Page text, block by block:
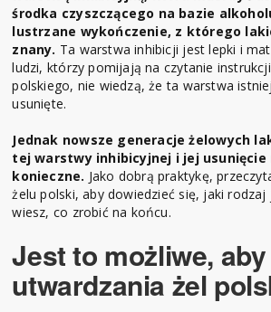
środka czyszczącego na bazie
lustrzane wykończenie, z którego
znany. Ta warstwa inhibicji jest lepki i
ludzi, którzy pomijają na czytanie
polskiego, nie wiedzą, że ta warstwa
usunięte.
Jednak nowsze generacje żelowych
tej warstwy inhibicyjnej i jej usunięcie
konieczne. Jako dobrą praktykę,
żelu polski, aby dowiedzieć się, jaki
wiesz, co zrobić na końcu.
Jest to możliwe,
utwardzania żel